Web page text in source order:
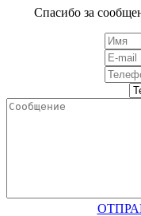
Спасибо за